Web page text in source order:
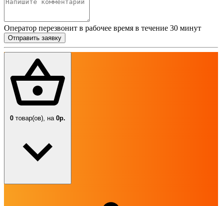
Оператор перезвонит в рабочее время в течение 30 минут
Отправить заявку
0 товар(ов), на 0р.